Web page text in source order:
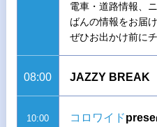
電車・道路情報、
ばんの情報をお届け
ぜひお出かけ前に
08:00 JAZZY BREAK
10:00 コロワイドprese